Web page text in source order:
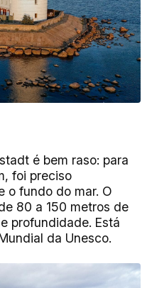
é bem raso: para
foi preciso
o fundo do mar. O
80 a 150 metros de
profundidade. Está
da Unesco.